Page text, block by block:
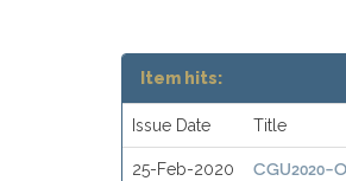
Item hits:
Issue Date Title
25-Feb-2020
CGU2020-